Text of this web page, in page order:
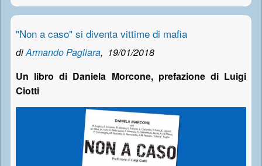
"Non a caso" si diventa vittime di mafia
diArmando Pagliara, 19/01/2018
Un libro di Daniela Morcone, prefazione di Luigi
Ciotti